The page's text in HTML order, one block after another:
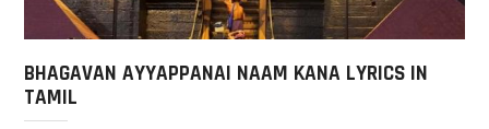
BHAGAVAN AYYAPPANAI NAAM KANA LYRICS IN
TAMIL